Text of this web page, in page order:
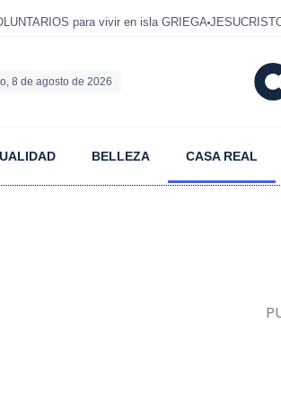
para vivir en isla GRIEGA
8 de agosto de 2026
BELLEZA CASA REAL